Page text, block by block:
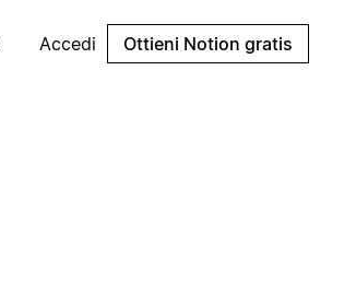
Accedi Ottieni Notion gratis